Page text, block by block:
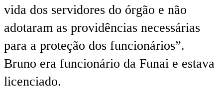
vida dos servidores do órgão e não
adotaram as providências necessárias
para a proteção dos funcionários”.
Bruno era funcionário da Funai e estava
licenciado.